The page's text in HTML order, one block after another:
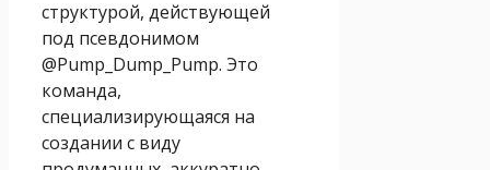
структурой, действующей
под псевдонимом
@Pump_Dump_Pump. Это
команда,
специализирующаяся на
создании с виду